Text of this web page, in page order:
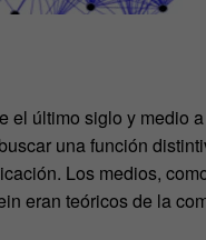
último siglo y medio
una función
Los medios,
eran teóricos de la